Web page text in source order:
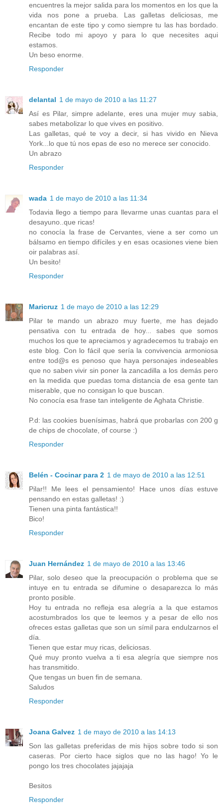
encuentres la mejor salida para los momentos en los que la
vida nos pone a prueba. Las galletas deliciosas, me
encantan de este tipo y como siempre tu las has bordado.
Recibe todo mi apoyo y para lo que necesites aqui
estamos.
Un beso enorme.
Responder
delantal 1 de mayo de 2010 a las 11:27
Así es Pilar, simpre adelante, eres una mujer muy sabia,
sabes metabolizar lo que vives en positivo.
Las galletas, qué te voy a decir, si has vivido en Nieva
York...lo que tú nos epas de eso no merece ser conocido.
Un abrazo
Responder
wada 1 de mayo de 2010 a las 11:34
Todavia llego a tiempo para llevarme unas cuantas para el
desayuno..que ricas!
no conocía la frase de Cervantes, viene a ser como un
bálsamo en tiempo difíciles y en esas ocasiones viene bien
oir palabras así.
Un besito!
Responder
Maricruz 1 de mayo de 2010 a las 12:29
Pilar te mando un abrazo muy fuerte, me has dejado
pensativa con tu entrada de hoy... sabes que somos
muchos los que te apreciamos y agradecemos tu trabajo en
este blog. Con lo fácil que sería la convivencia armoniosa
entre tod@s es penoso que haya personajes indeseables
que no saben vivir sin poner la zancadilla a los demás pero
en la medida que puedas toma distancia de esa gente tan
miserable, que no consigan lo que buscan.
No conocía esa frase tan inteligente de Aghata Christie.
P.d: las cookies buenísimas, habrá que probarlas con 200 g
de chips de chocolate, of course :)
Responder
Belén - Cocinar para 2 1 de mayo de 2010 a las 12:51
Pilar!! Me lees el pensamiento! Hace unos días estuve
pensando en estas galletas! :)
Tienen una pinta fantástica!!
Bico!
Responder
Juan Hernández 1 de mayo de 2010 a las 13:46
Pilar, solo deseo que la preocupación o problema que se
intuye en tu entrada se difumine o desaparezca lo más
pronto posible.
Hoy tu entrada no refleja esa alegría a la que estamos
acostumbrados los que te leemos y a pesar de ello nos
ofreces estas galletas que son un símil para endulzarnos el
día.
Tienen que estar muy ricas, deliciosas.
Qué muy pronto vuelva a ti esa alegría que siempre nos
has transmitido.
Que tengas un buen fin de semana.
Saludos
Responder
Joana Galvez 1 de mayo de 2010 a las 14:13
Son las galletas preferidas de mis hijos sobre todo si son
caseras. Por cierto hace siglos que no las hago! Yo le
pongo los tres chocolates jajajaja
Besitos
Responder